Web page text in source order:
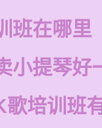
班在哪里
小提琴好
歌培训班